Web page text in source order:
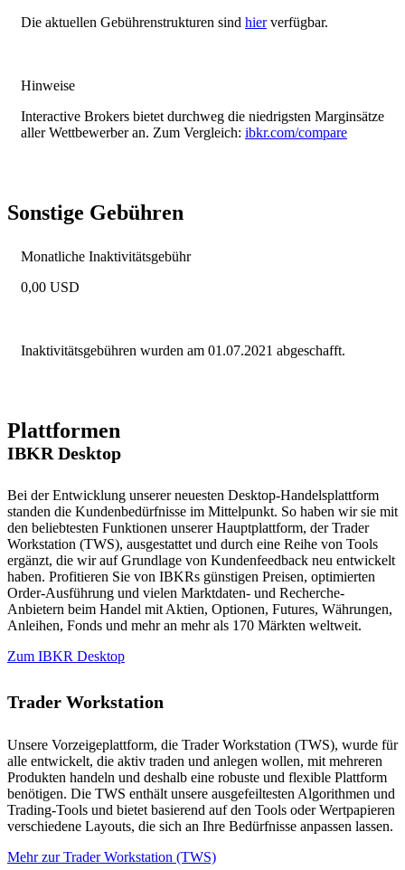
Die aktuellen Gebührenstrukturen sind hierverfügbar.
Hinweise
Interactive Brokers bietet durchweg die niedrigsten Marginsätze
aller Wettbewerber an. Zum Vergleich: ibkr.com/compare
Sonstige Gebühren
Monatliche Inaktivitätsgebühr
0,00 USD
Inaktivitätsgebühren wurden am 01.07.2021 abgeschafft.
Plattformen
IBKR Desktop
Bei der Entwicklung unserer neuesten Desktop-Handelsplattform
standen die Kundenbedürfnisse im Mittelpunkt. So haben wir sie mit
den beliebtesten Funktionen unserer Hauptplattform, der Trader
Workstation (TWS), ausgestattet und durch eine Reihe von Tools
ergänzt, die wir auf Grundlage von Kundenfeedback neu entwickelt
haben. Profitieren Sie von IBKRs günstigen Preisen, optimierten
Order-Ausführung und vielen Marktdaten- und Recherche-
Anbietern beim Handel mit Aktien, Optionen, Futures, Währungen,
Anleihen, Fonds und mehr an mehr als 170 Märkten weltweit.
Zum IBKR Desktop
Trader Workstation
Unsere Vorzeigeplattform, die Trader Workstation (TWS), wurde für
alle entwickelt, die aktiv traden und anlegen wollen, mit mehreren
Produkten handeln und deshalb eine robuste und flexible Plattform
benötigen. Die TWS enthält unsere ausgefeiltesten Algorithmen und
Trading-Tools und bietet basierend auf den Tools oder Wertpapieren
verschiedene Layouts, die sich an Ihre Bedürfnisse anpassen lassen.
Mehr zur Trader Workstation (TWS)